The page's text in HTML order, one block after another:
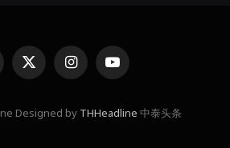
X
(Twitter)
InstagramYouTube
Designed by THHeadline 中泰头条